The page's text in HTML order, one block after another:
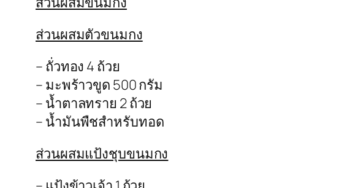
ส่วนผสมตัวขนมกง
– ถั่วทอง 4 ถ้วย
– มะพร้าวขูด 500 กรัม
– น้ำตาลทราย 2 ถ้วย
– น้ำมันพืชสำหรับทอด
ส่วนผสมแป้งชุบขนมกง